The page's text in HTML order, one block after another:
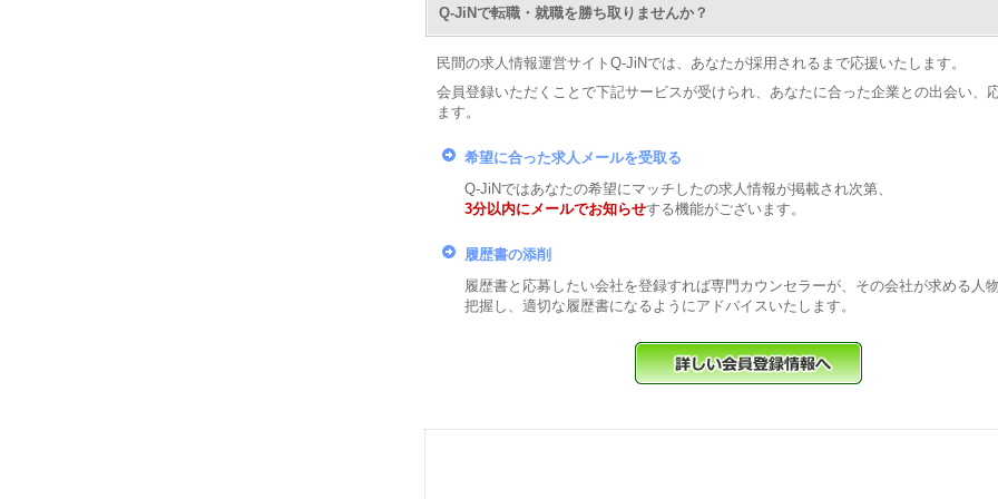
Q-JiNで転職・就職を勝ち取りませんか？
民間の求人情報運営サイトQ-JiNでは、あなたが採用されるまで応援いたします。
会員登録いただくことで下記サービスが受けられ、あなたに合った企業との出会い、
ます。
希望に合った求人メールを受取る
Q-JiNではあなたの希望にマッチしたの求人情報が掲載され次第、
3分以内にメールでお知らせする機能がございます。
履歴書の添削
履歴書と応募したい会社を登録すれば専門カウンセラーが、その会社が求める人
把握し、適切な履歴書になるようにアドバイスいたします。